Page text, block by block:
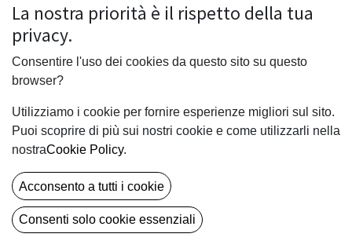
Soluzioni su misura per la virtualizzazione, la
collaborazione, la sicurezza e l'affidabilità dei
processi aziendali
Information Technology
L’Information Technology è, al giorno d’oggi, nel cuore di
ogni azienda.
La nostra priorità è il rispetto della tua
privacy.
Consentire l'uso dei cookies da questo sito su questo
browser?
Utilizziamo i cookie per fornire esperienze migliori sul sito.
Puoi scoprire di più sui nostri cookie e come utilizzarli nella
nostraCookie Policy.
Acconsento a tutti i cookie
Consenti solo cookie essenziali